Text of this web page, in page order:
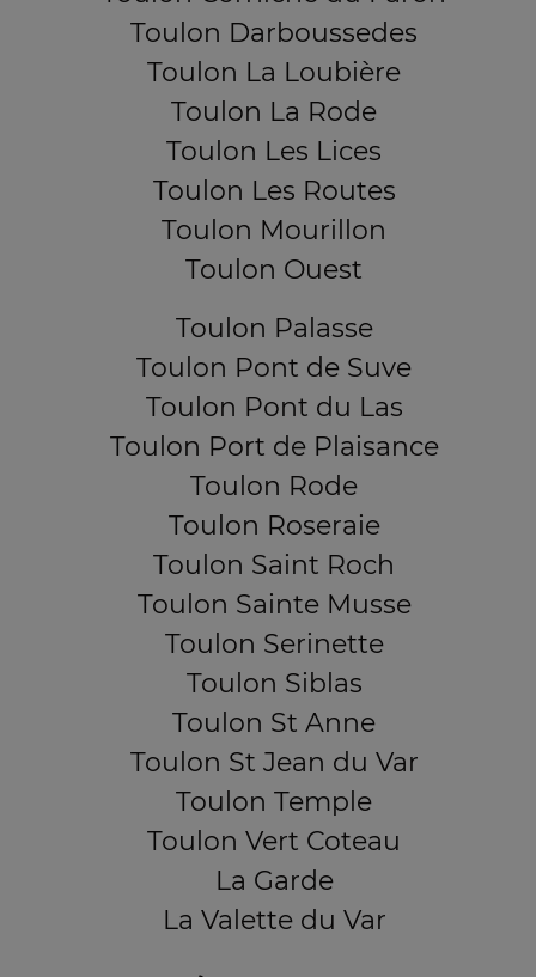
Toulon Darboussedes
Toulon La Loubière
Toulon La Rode
Toulon Les Lices
Toulon Les Routes
Toulon Mourillon
Toulon Ouest
Toulon Palasse
Toulon Pont de Suve
Toulon Pont du Las
Toulon Port de Plaisance
Toulon Rode
Toulon Roseraie
Toulon Saint Roch
Toulon Sainte Musse
Toulon Serinette
Toulon Siblas
Toulon St Anne
Toulon St Jean du Var
Toulon Temple
Toulon Vert Coteau
La Garde
La Valette du Var